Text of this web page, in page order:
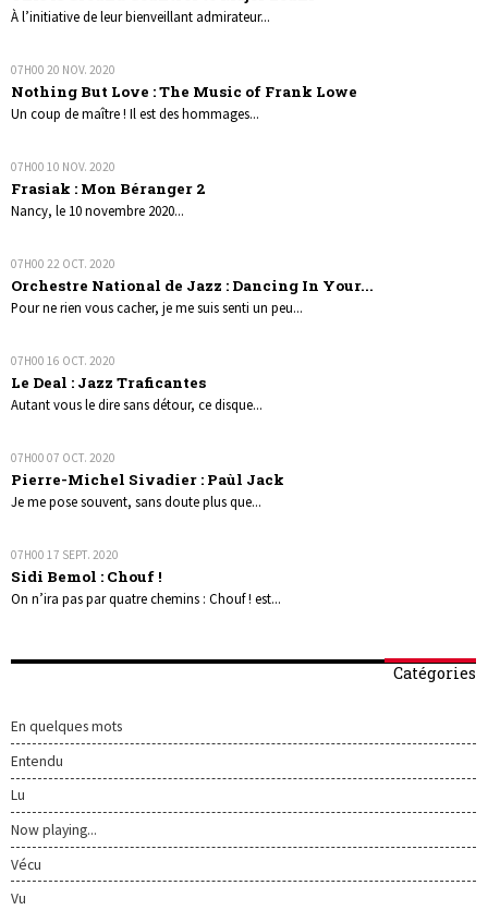
À l’initiative de leur bienveillant admirateur...
07H00 20 NOV. 2020
Nothing But Love : The Music of Frank Lowe
Un coup de maître ! Il est des hommages...
07H00 10 NOV. 2020
Frasiak : Mon Béranger 2
Nancy, le 10 novembre 2020...
07H00 22 OCT. 2020
Orchestre National de Jazz : Dancing In Your...
Pour ne rien vous cacher, je me suis senti un peu...
07H00 16 OCT. 2020
Le Deal : Jazz Traficantes
Autant vous le dire sans détour, ce disque...
07H00 07 OCT. 2020
Pierre-Michel Sivadier : Paùl Jack
Je me pose souvent, sans doute plus que...
07H00 17 SEPT. 2020
Sidi Bemol : Chouf !
On n’ira pas par quatre chemins : Chouf ! est...
Catégories
En quelques mots
Entendu
Lu
Now playing...
Vécu
Vu